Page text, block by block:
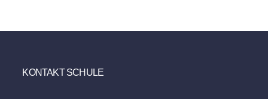
KONTAKT SCHULE